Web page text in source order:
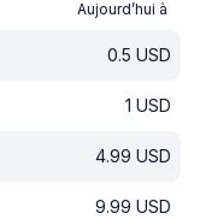
Aujourd’hui à
0.5 USD
1 USD
4.99 USD
9.99 USD